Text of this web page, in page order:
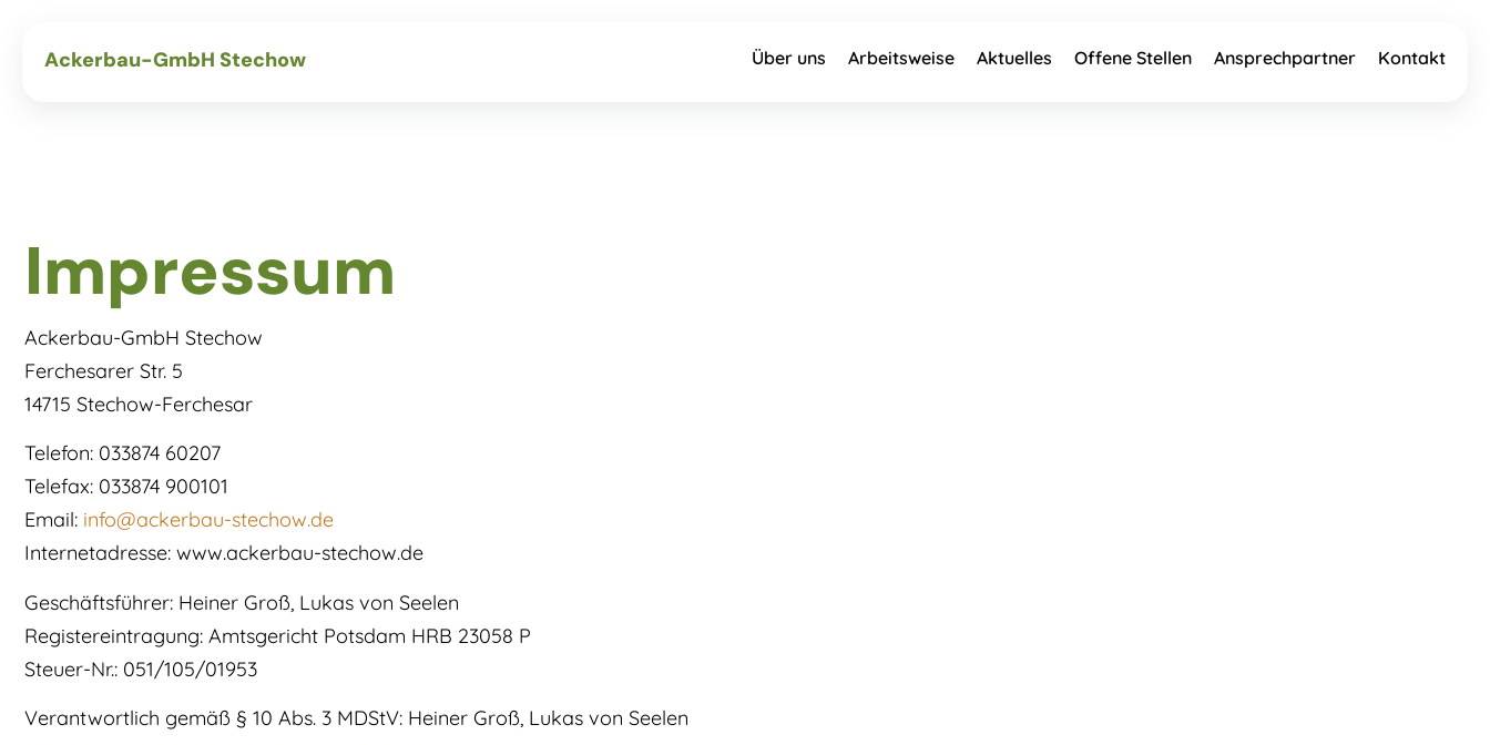
Ackerbau-GmbH Stechow Über uns Arbeitsweise Aktuelles Offene Stellen Ansprechpartner Kontakt
Impressum
Ackerbau-GmbH Stechow
Ferchesarer Str. 5
14715 Stechow-Ferchesar
Telefon: 033874 60207
Telefax: 033874 900101
Email: info@ackerbau-stechow.de
Internetadresse: www.ackerbau-stechow.de
Geschäftsführer: Heiner Groß, Lukas von Seelen
Registereintragung: Amtsgericht Potsdam HRB 23058 P
Steuer-Nr.: 051/105/01953
Verantwortlich gemäß § 10 Abs. 3 MDStV: Heiner Groß, Lukas von Seelen